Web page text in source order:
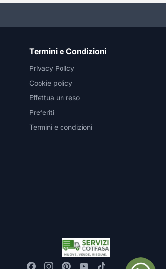
Termini e Condizioni
Privacy Policy
Cookie policy
Effettua un reso
Preferiti
Termini e condizioni